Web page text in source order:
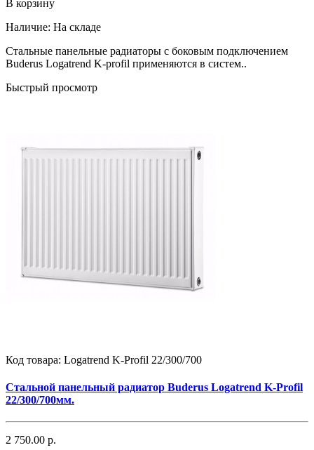
В корзину
Наличие: На складе
Стальные панельные радиаторы с боковым подключением
Buderus Logatrend K-profil применяются в систем..
Быстрый просмотр
Код товара: Logatrend K-Profil 22/300/700
Стальной панельный радиатор Buderus Logatrend K-Profil
22/300/700мм.
2 750.00 р.